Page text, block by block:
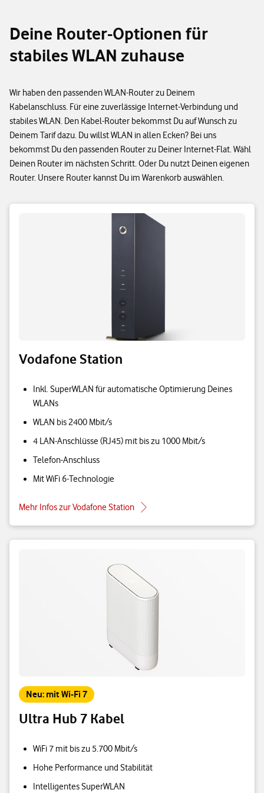
Deine Router-Optionen für
stabiles WLAN zuhause
Wir haben den passenden WLAN-Router zu Deinem
Kabelanschluss. Für eine zuverlässige Internet-Verbindung und
stabiles WLAN. Den Kabel-Router bekommst Du auf Wunsch zu
Deinem Tarif dazu. Du willst WLAN in allen Ecken? Bei uns
bekommst Du den passenden Router zu Deiner Internet-Flat. Wähl
Deinen Router im nächsten Schritt. Oder Du nutzt Deinen eigenen
Router. Unsere Router kannst Du im Warenkorb auswählen.
Vodafone Station
Inkl. SuperWLAN für automatische Optimierung Deines
WLANs
WLAN bis 2400 Mbit/s
4 LAN-Anschlüsse (RJ45) mit bis zu 1000 Mbit/s
Telefon-Anschluss
Mit WiFi 6-Technologie
Mehr Infos zur Vodafone Station
Neu: mit Wi-Fi 7
Ultra Hub 7 Kabel
WiFi 7 mit bis zu 5.700 Mbit/s
Hohe Performance und Stabilität
Intelligentes SuperWLAN